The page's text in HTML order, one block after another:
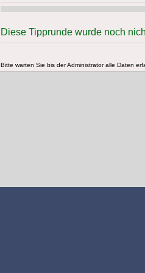
Diese Tipprunde wurde noch
Bitte warten Sie bis der Administrator alle Daten